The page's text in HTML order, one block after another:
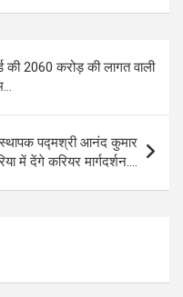
ail py
Li
n
k
ar
e
की 2060 करोड़ की लागत वाली
पद्मश्री आनंद कुमार
में देंगे करियर मार्गदर्शन….